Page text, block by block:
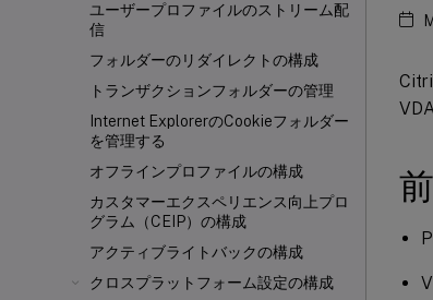
ユーザープロファイルのストリーム配
信
フォルダーのリダイレクトの構成
トランザクションフォルダーの管理
Internet ExplorerのCookieフォルダー
を管理する
オフラインプロファイルの構成
カスタマーエクスペリエンス向上プロ
グラム（CEIP）の構成
アクティブライトバックの構成
クロスプラットフォーム設定の構成